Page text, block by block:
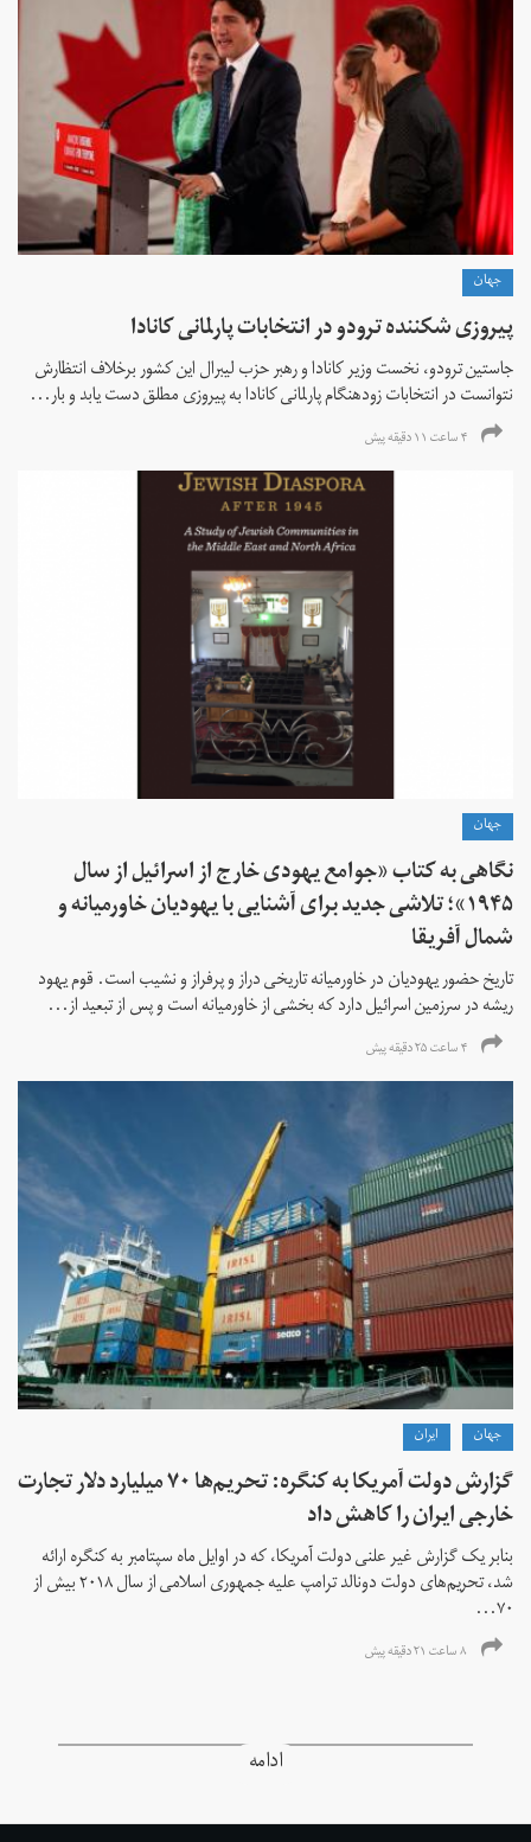
جهان
پیروزی شکننده ترودو در انتخابات پارلمانی کانادا
جاستین ترودو، نخست وزیر کانادا و رهبر حزب لیبرال این کشور برخلاف انتظارش
نتوانست در انتخابات زود‌هنگام پارلمانی کانادا به پیروزی مطلق دست یابد و بار...
۴ ساعت ۱۱ دقیقه پیش
جهان
نگاهی به کتاب «جوامع یهودی خارج از اسرائیل از سال
۱۹۴۵»؛ تلاشی جدید برای آشنایی با یهودیان خاورمیانه و
شمال آفریقا
تاریخ حضور یهودیان در خاورمیانه تاریخی دراز و پرفراز و نشیب است. قوم یهود
ریشه در سرزمین اسرائیل دارد که بخشی از خاورمیانه است و پس از تبعید از...
۴ ساعت ۲۵ دقیقه پیش
جهان ايران
گزارش دولت آمریکا به کنگره: تحریم‌ها ۷۰ میلیارد دلار تجارت
خارجی ایران را کاهش داد
بنابر یک گزارش غیر علنی دولت آمریکا، که در اوایل ماه سپتامبر به کنگره ارائه
شد، تحریم‌های دولت دونالد ترامپ علیه جمهوری اسلامی از سال ۲۰۱۸ بیش از
۷۰...
۸ ساعت ۲۱ دقیقه پیش
ادامه